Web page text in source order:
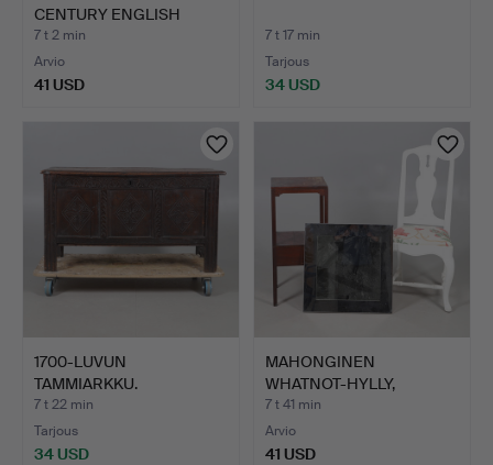
CENTURY ENGLISH
SCHOOL). N…
7 t 2 min
Arvio
41 USD
7 t 17 min
Tarjous
34 USD
1700-LUVUN
TAMMIARKKU.
7 t 22 min
Tarjous
34 USD
MAHONGINEN
WHATNOT-HYLLY,
MAALATTU ETEISTU…
7 t 41 min
Arvio
41 USD